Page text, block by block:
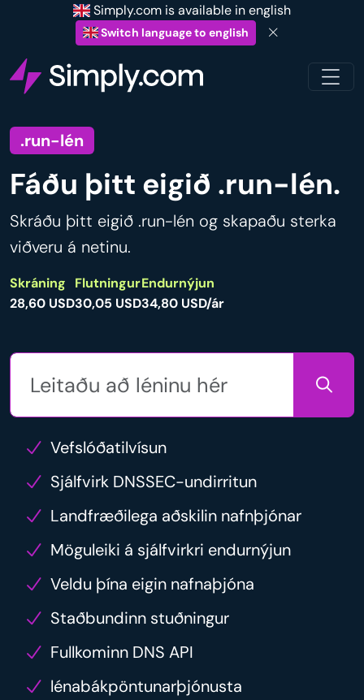
Simply.com is available in english
Switch language to english
.run-lén
Fáðu þitt eigið .run-lén.
Skráðu þitt eigið .run-lén og skapaðu sterka
viðveru á netinu.
Skráning
28,60 USD
Flutningur
30,05 USD
Endurnýjun
34,80 USD/ár
Vefslóðatilvísun
Sjálfvirk DNSSEC-undirritun
Landfræðilega aðskilin nafnþjónar
Möguleiki á sjálfvirkri endurnýjun
Veldu þína eigin nafnaþjóna
Staðbundinn stuðningur
Fullkominn DNS API
lénabákpöntunarþjónusta